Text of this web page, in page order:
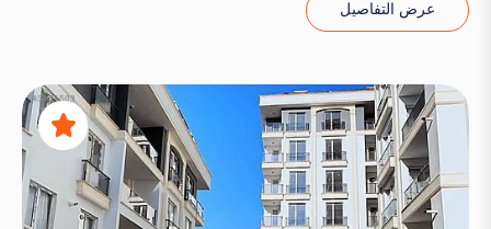
عرض التفاصيل